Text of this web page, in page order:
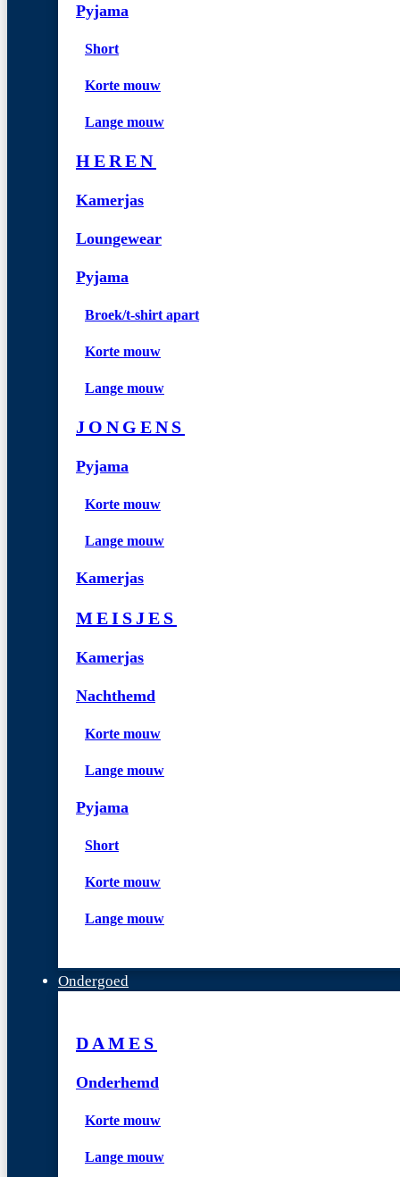
Pyjama
Short
Korte mouw
Lange mouw
HEREN
Kamerjas
Loungewear
Pyjama
Broek/t-shirt apart
Korte mouw
Lange mouw
JONGENS
Pyjama
Korte mouw
Lange mouw
Kamerjas
MEISJES
Kamerjas
Nachthemd
Korte mouw
Lange mouw
Pyjama
Short
Korte mouw
Lange mouw
Ondergoed
DAMES
Onderhemd
Korte mouw
Lange mouw